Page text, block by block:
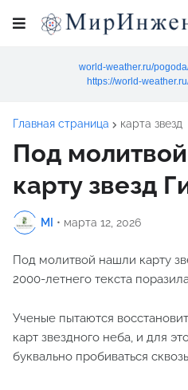
world-weather.ru/
https://world-
Главная страница карта звезд
Под
карту звезд
MI • марта 12, 2026
Под молитвой нашли карту
2000-летнего текста
Ученые пытаются
карт звездного неба, и для
буквально пробиваться